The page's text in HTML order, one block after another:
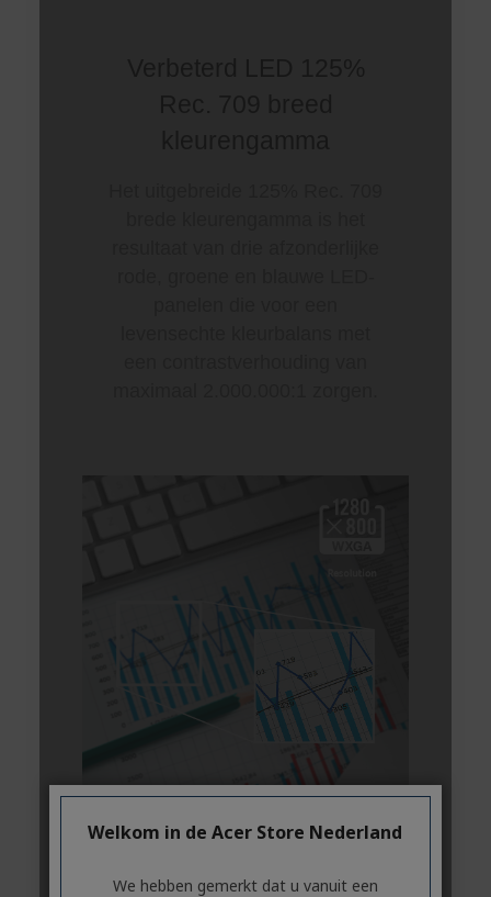
Welkom in de Acer Store Nederland
We hebben gemerkt dat u vanuit een